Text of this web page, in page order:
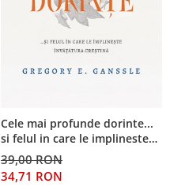
Cele mai profunde dorinte...
si felul in care le implineste
invatatura crestina
39,00 RON
34,71 RON